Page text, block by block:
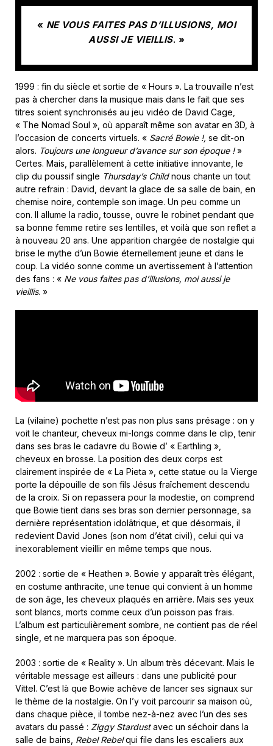
« NE VOUS FAITES PAS D’ILLUSIONS, MOI
AUSSI JE VIEILLIS. »
1999 : fin du siècle et sortie de « Hours ». La trouvaille n’est
pas à chercher dans la musique mais dans le fait que ses
titres soient synchronisés au jeu vidéo de David Cage,
« The Nomad Soul », où apparaît même son avatar en 3D, à
l’occasion de concerts virtuels. « Sacré Bowie !, se dit-on
alors. Toujours une longueur d’avance sur son époque !»
Certes. Mais, parallèlement à cette initiative innovante, le
clip du poussif single Thursday’s Childnous chante un tout
autre refrain : David, devant la glace de sa salle de bain, en
chemise noire, contemple son image. Un peu comme un
con. Il allume la radio, tousse, ouvre le robinet pendant que
sa bonne femme retire ses lentilles, et voilà que son reflet a
à nouveau 20 ans. Une apparition chargée de nostalgie qui
brise le mythe d’un Bowie éternellement jeune et dans le
coup. La vidéo sonne comme un avertissement à l’attention
des fans : « Ne vous faites pas d’illusions, moi aussi je
vieillis. »
La (vilaine) pochette n’est pas non plus sans présage : on y
voit le chanteur, cheveux mi-longs comme dans le clip, tenir
dans ses bras le cadavre du Bowie d’ « Earthling »,
cheveux en brosse. La position des deux corps est
clairement inspirée de « La Pieta », cette statue ou la Vierge
porte la dépouille de son fils Jésus fraîchement descendu
de la croix. Si on repassera pour la modestie, on comprend
que Bowie tient dans ses bras son dernier personnage, sa
dernière représentation idolâtrique, et que désormais, il
redevient David Jones (son nom d’état civil), celui qui va
inexorablement vieillir en même temps que nous.
2002 : sortie de « Heathen ». Bowie y apparaît très élégant,
en costume anthracite, une tenue qui convient à un homme
de son âge, les cheveux plaqués en arrière. Mais ses yeux
sont blancs, morts comme ceux d’un poisson pas frais.
L’album est particulièrement sombre, ne contient pas de réel
single, et ne marquera pas son époque.
2003 : sortie de « Reality ». Un album très décevant. Mais le
véritable message est ailleurs : dans une publicité pour
Vittel. C’est là que Bowie achève de lancer ses signaux sur
le thème de la nostalgie. On l’y voit parcourir sa maison où,
dans chaque pièce, il tombe nez-à-nez avec l’un des ses
avatars du passé : Ziggy Stardustavec un séchoir dans la
salle de bains, Rebel Rebelqui file dans les escaliers aux